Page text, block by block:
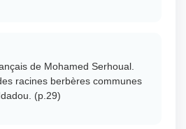
de Mohamed Serhoual.
racines berbères communes
(p.29)